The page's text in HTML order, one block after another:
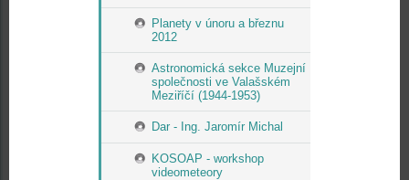
Planety v únoru a březnu
2012
Astronomická sekce Muzejní
společnosti ve Valašském
Meziříčí (1944-1953)
Dar - Ing. Jaromír Michal
KOSOAP - workshop
videometeory